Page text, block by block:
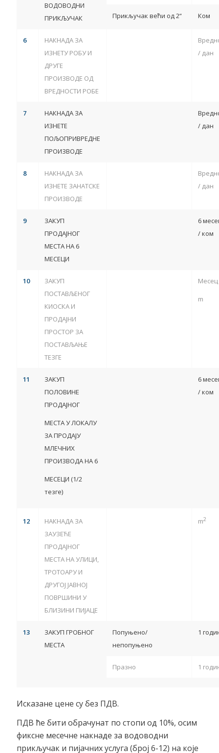
ВОДОВОДНИ
ПРИКЉУЧАК
Прикључак већи од 2“ Ком
6
НАКНАДА ЗА
ИЗНЕТУ РОБУ И
ДРУГЕ
ПРОИЗВОДЕ ОД
ВРЕДНОСТИ РОБЕ
/ дан
7
НАКНАДА ЗА
ИЗНЕТЕ
ПОЉОПРИВРЕДНЕ
ПРОИЗВОДЕ
/ дан
8
НАКНАДА ЗА
ИЗНЕТЕ ЗАНАТСКЕ
ПРОИЗВОДЕ
/ дан
9
ЗАКУП
ПРОДАЈНОГ
МЕСТА НА 6
МЕСЕЦИ
6
/ ком
10
ЗАКУП
ПОСТАВЉЕНОГ
КИОСКА И
ПРОДАЈНИ
ПРОСТОР ЗА
ПОСТАВЉАЊЕ
ТЕЗГЕ
m
11
ЗАКУП
ПОЛОВИНЕ
ПРОДАЈНОГ
МЕСТА У ЛОКАЛУ
ЗА ПРОДАЈУ
МЛЕЧНИХ
ПРОИЗВОДА НА 6
МЕСЕЦИ (1/2
тезге)
6
/ ком
12
НАКНАДА ЗА
ЗАУЗЕЋЕ
ПРОДАЈНОГ
МЕСТА НА УЛИЦИ,
ТРОТОАРУ И
ДРУГОЈ ЈАВНОЈ
ПОВРШИНИ У
БЛИЗИНИ ПИЈАЦЕ
m2
13
ЗАКУП ГРОБНОГ
МЕСТА
Попуњено/
непопуњено
1
Празно 1
Исказане цене су без ПДВ.
ПДВ ће бити обрачунат по стопи од 10%, осим
фиксне месечне накнаде за водоводни
прикључак и пијачних услуга (број 6-12) на које